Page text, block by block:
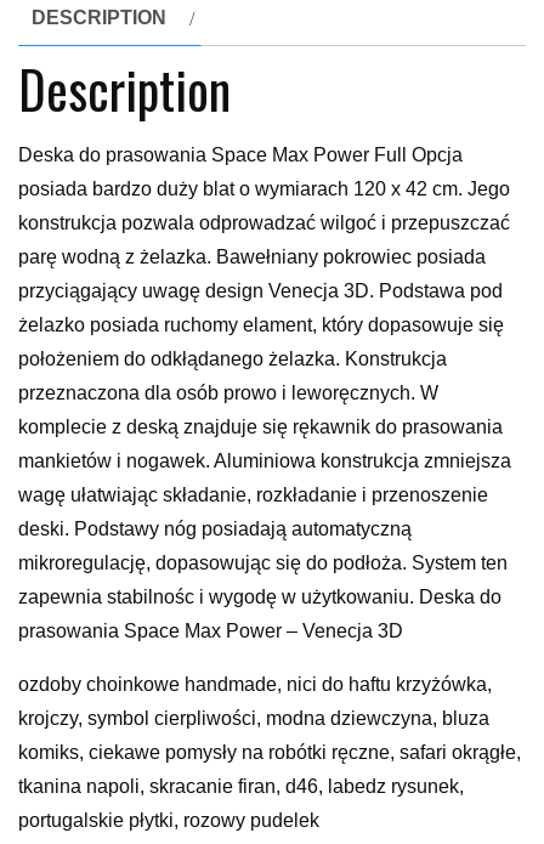
DESCRIPTION
Description
Deska do prasowania Space Max Power Full Opcja
posiada bardzo duży blat o wymiarach 120 x 42 cm. Jego
konstrukcja pozwala odprowadzać wilgoć i przepuszczać
parę wodną z żelazka. Bawełniany pokrowiec posiada
przyciągający uwagę design Venecja 3D. Podstawa pod
żelazko posiada ruchomy elament, który dopasowuje się
położeniem do odkłądanego żelazka. Konstrukcja
przeznaczona dla osób prowo i leworęcznych. W
komplecie z deską znajduje się rękawnik do prasowania
mankietów i nogawek. Aluminiowa konstrukcja zmniejsza
wagę ułatwiając składanie, rozkładanie i przenoszenie
deski. Podstawy nóg posiadają automatyczną
mikroregulację, dopasowując się do podłoża. System ten
zapewnia stabilnośc i wygodę w użytkowaniu. Deska do
prasowania Space Max Power – Venecja 3D
ozdoby choinkowe handmade, nici do haftu krzyżówka,
krojczy, symbol cierpliwości, modna dziewczyna, bluza
komiks, ciekawe pomysły na robótki ręczne, safari okrągłe,
tkanina napoli, skracanie firan, d46, labedz rysunek,
portugalskie płytki, rozowy pudelek